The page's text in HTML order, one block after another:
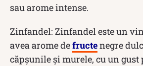
sau arome intense.
Zinfandel: Zinfandel este un
avea arome defructenegre
căpșunile și murele, cu un gust